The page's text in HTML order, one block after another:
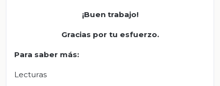
¡Buen trabajo!
Gracias por tu esfuerzo.
Para saber más:
Lecturas